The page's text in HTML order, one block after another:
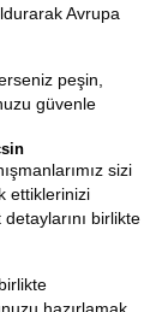
Avrupa
peşin,
güvenle
sizi
ettiklerinizi
birlikte